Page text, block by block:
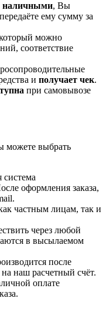
наличными, Вы
ему сумму за
можно
соответствие
и получает чек.
при самовывозе
можете выбрать
оформления заказа,
частным лицам, так и
через любой
в высылаемом
после
наш расчетный счёт.
оплате